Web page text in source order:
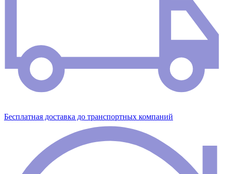
Бесплатная доставка до транспортных компаний